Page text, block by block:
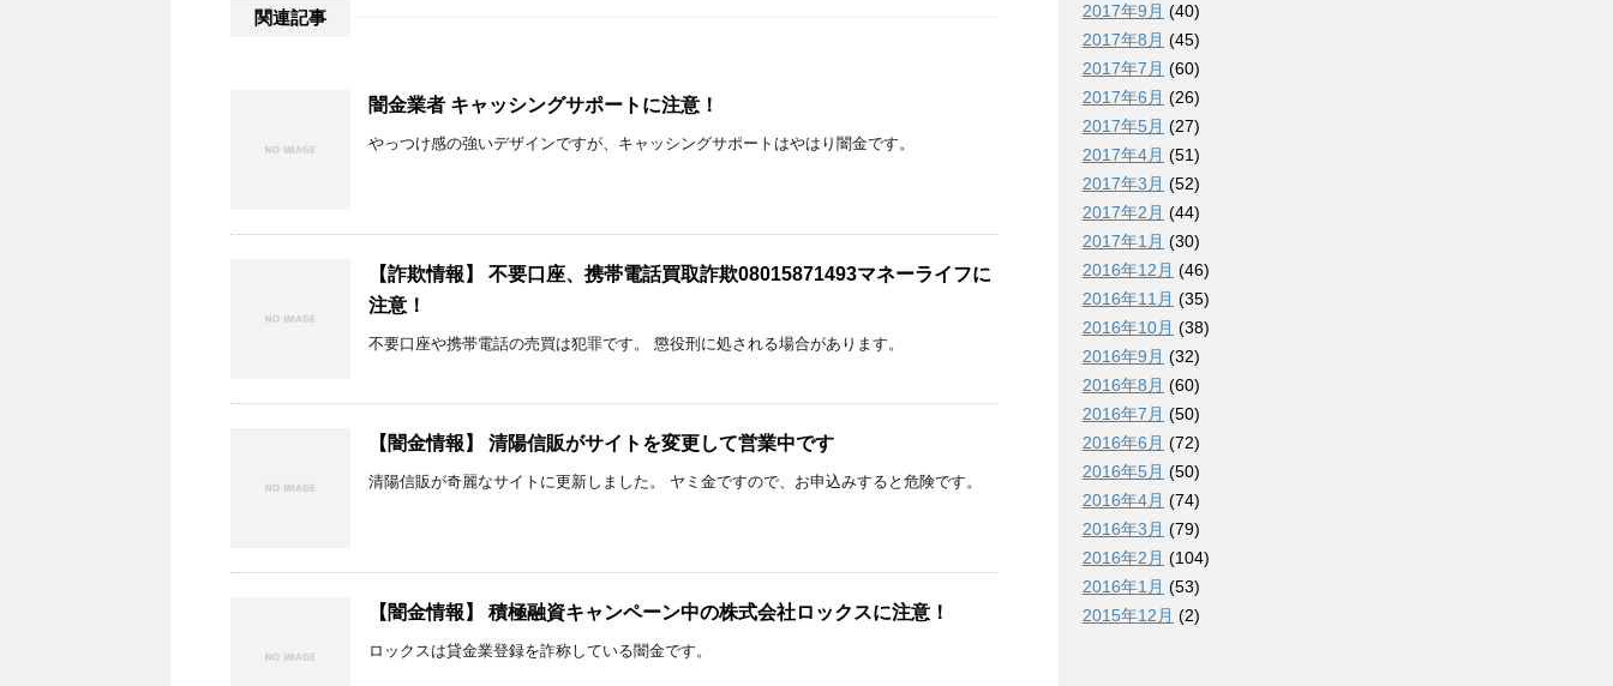
関連記事
闇金業者 キャッシングサポートに注意！
やっつけ感の強いデザインですが、キャッシングサポートはやはり闇金です。
【詐欺情報】 不要口座、携帯電話買取詐欺08015871493マネーライフに
注意！
不要口座や携帯電話の売買は犯罪です。 懲役刑に処される場合があります。
【闇金情報】 清陽信販がサイトを変更して営業中です
清陽信販が奇麗なサイトに更新しました。 ヤミ金ですので、お申込みすると危険です。
【闇金情報】 積極融資キャンペーン中の株式会社ロックスに注意！
ロックスは貸金業登録を詐称している闇金です。
2017年9月 (40)
2017年8月 (45)
2017年7月 (60)
2017年6月 (26)
2017年5月 (27)
2017年4月 (51)
2017年3月 (52)
2017年2月 (44)
2017年1月 (30)
2016年12月 (46)
2016年11月 (35)
2016年10月 (38)
2016年9月 (32)
2016年8月 (60)
2016年7月 (50)
2016年6月 (72)
2016年5月 (50)
2016年4月 (74)
2016年3月 (79)
2016年2月 (104)
2016年1月 (53)
2015年12月 (2)